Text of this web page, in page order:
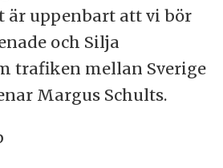
är uppenbart att vi bör
och Silja
trafiken mellan Sverige
Margus Schults.